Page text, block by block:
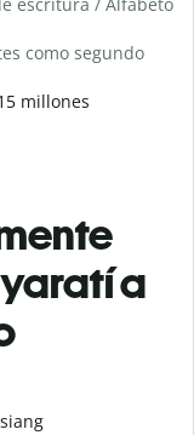
como segundo
millones
a